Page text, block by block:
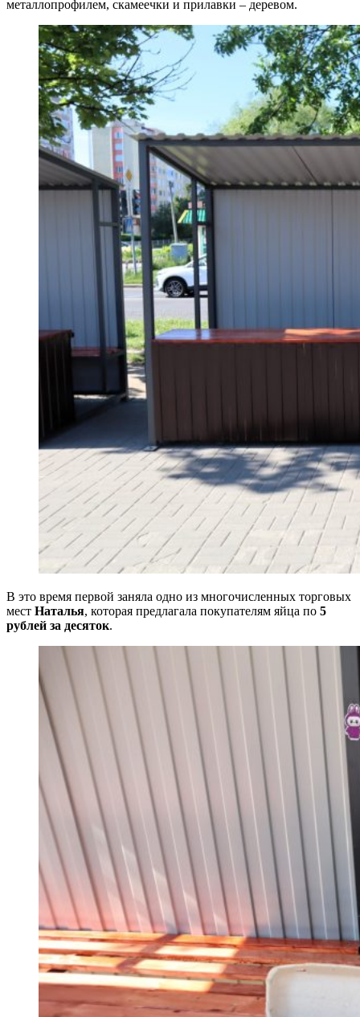
металлопрофилем, скамеечки и прилавки – деревом.
В это время первой заняла одно из многочисленных торговых
мест Наталья, которая предлагала покупателям яйца по 5
рублей за десяток.